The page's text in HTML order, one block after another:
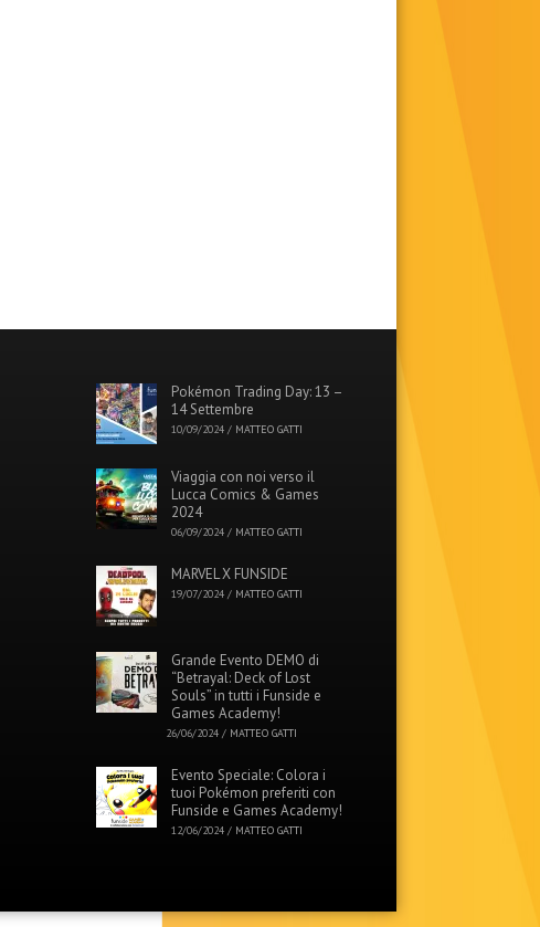
Pokémon Trading Day: 13 –
14 Settembre
10/09/2024/ MATTEO GATTI
Viaggia con noi verso il
Lucca Comics & Games
2024
06/09/2024/ MATTEO GATTI
MARVEL X FUNSIDE
19/07/2024/ MATTEO GATTI
Grande Evento DEMO di
“Betrayal: Deck of Lost
Souls” in tutti i Funside e
Games Academy!
26/06/2024/ MATTEO GATTI
Evento Speciale: Colora i
tuoi Pokémon preferiti con
Funside e Games Academy!
12/06/2024/ MATTEO GATTI